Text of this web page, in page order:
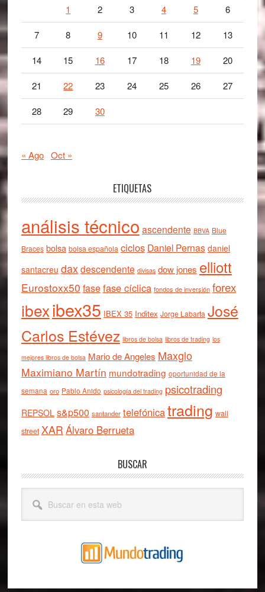
1 2 3 4 5 6
7 8 9 10 11 12 13
14 15 16 17 18 19 20
21 22 23 24 25 26 27
28 29 30
« Ago Oct »
ETIQUETAS
análisis técnico ascendente BBVA Blue
Braces bolsa bolsa española ciclos Daniel Pernas daniel
santacreu daxdescendente divisas dow jones elliott
Eurostoxx50 fasefase cíclica fondos de inversión forex
ibexibex35 IBEX 35 Inditex Jorge Labarta José
Carlos Estévez libros de bolsa libros de trading los
mejores libros de bolsa Mario de Angeles Maxglo
Maximiano Martín mundotrading oportunidad de la
semana oro Pablo Anido psicología del trading psicotrading
REPSOL s&p500 santander telefónicatrading wall
street XAR Álvaro Berrueta
BUSCAR
esta